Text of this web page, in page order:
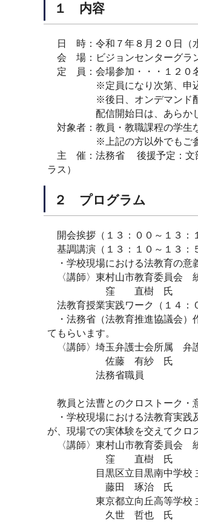
１ 内容
日 時：令和７年８月２０日（
会 場：ビジョンセンターグラン
定 員：会場参加・・・１２０
※定員になり次第、申込期間
※後日、オンデマンド配信に
配信開始日は、あらかじめお
対象者：教員・教職課程の学生
※上記の方以外でもご参加
主 催：法務省 後援予定：文
ラス）
２ プログラム
開会挨拶（１３：００～１３：
基調講演（１３：１０～１３：
・学校現場における法教育の意
〈講師〉東村山市教育委員会
窪 直樹 氏
法教育授業実践ワーク（１４：
・法務省（法教育推進協議会）
てもらいます。
〈講師〉埼玉弁護士会所属 弁
佐藤 有紗 氏
法務省職員
教員と法曹とのクロストーク・
・学校現場における法教育実践
が、現場での実体験を交えてクロ
〈講師〉東村山市教育委員会
窪 直樹 氏
目黒区立目黒南中学校 主
藤田 琢治 氏
東京都立向丘高等学校 主
久世 哲也 氏